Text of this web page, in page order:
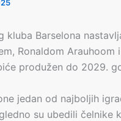
kluba Barselona
Ronaldom
produžen do 2029.
jedan od najboljih
su ubedili čelnike